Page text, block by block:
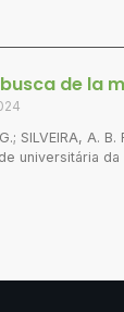
de la
SILVEIRA, A. B.
universitária